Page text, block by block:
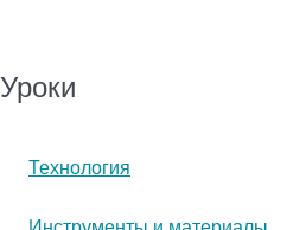
Уроки
Технология